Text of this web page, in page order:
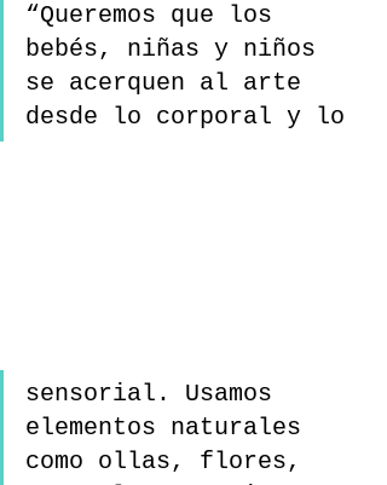
“Queremos que los
bebés, niñas y niños
se acerquen al arte
desde lo corporal y lo
sensorial. Usamos
elementos naturales
como ollas, flores,